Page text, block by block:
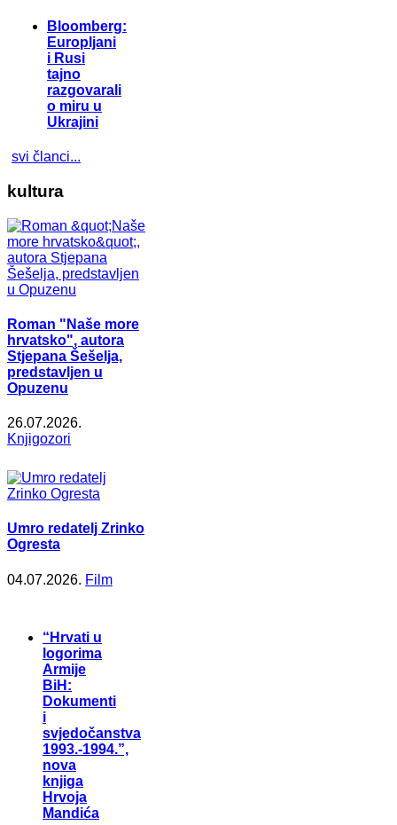
Bloomberg:
Europljani
i Rusi
tajno
razgovarali
o miru u
Ukrajini
svi članci...
kultura
Roman "Naše more
hrvatsko", autora
Stjepana Šešelja,
predstavljen u
Opuzenu
26.07.2026.
Knjigozori
Umro redatelj Zrinko
Ogresta
04.07.2026. Film
“Hrvati u
logorima
Armije
BiH:
Dokumenti
i
svjedočanstva
1993.-1994.”,
nova
knjiga
Hrvoja
Mandića